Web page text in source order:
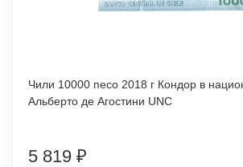
Чили 10000 песо 2018 г Кондор в
Альберто де Агостини UNC
5 819 ₽